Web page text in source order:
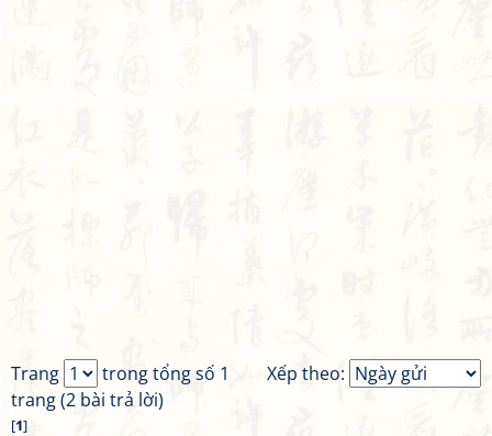
Xếp theo:
Trang
trong tổng số 1
trang (2 bài trả lời)
[1]